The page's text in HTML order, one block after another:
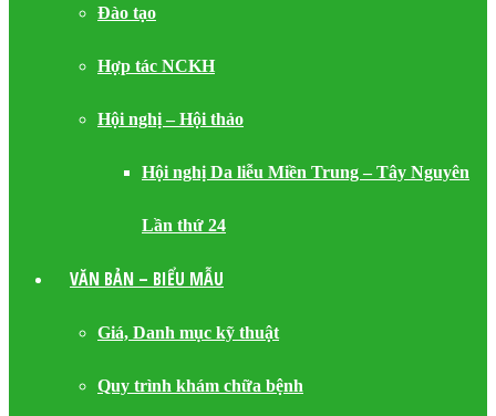
Đào tạo
Hợp tác NCKH
Hội nghị – Hội thảo
Hội nghị Da liễu Miền Trung – Tây Nguyên
Lần thứ 24
VĂN BẢN – BIỂU MẪU
Giá, Danh mục kỹ thuật
Quy trình khám chữa bệnh